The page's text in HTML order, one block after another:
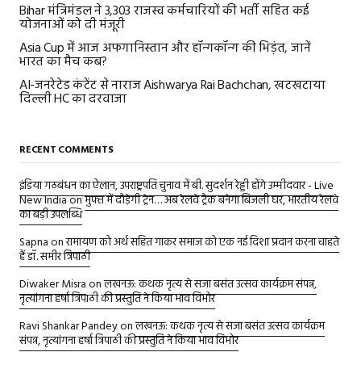
Bihar मंत्रिमंडल ने 3,303 राजस्व कर्मचारियों की भर्ती सहित कई
योजनाओं को दी मंजूरी
Asia Cup में आज अफगानिस्तान और हॉन्गकॉन्ग की भिड़ंत, जानें
भारत का मैच कब?
AI-जनरेटेड कंटेंट से नाराज Aishwarya Rai Bachchan, खटखटाया
दिल्ली HC का दरवाजा
RECENT COMMENTS
इंडिया गठबंधन का ऐलान, उपराष्ट्रपति चुनाव में बी. सुदर्शन रेड्डी होंगे उम्मीदवार - Live
New Indiaonमुफ्त में दौड़ेगी ट्रेन… अब रेलवे ट्रैक बनेगा बिजली घर, भारतीय रेलवे
का बड़ी उपलब्धि
Sapnaonरामायण को अर्थ सहित गाकर समाज को एक नई दिशा प्रदान करना चाहते
हैं डॉ. समीर त्रिपाठी
Diwaker Misraonलखनऊ: कथक नृत्य से सजा बसंत उत्सव कार्यक्रम संपन्न,
नृत्यांगना हर्षा त्रिपाठी की प्रस्तुति ने किया भाव विभोर
Ravi Shankar Pandeyonलखनऊ: कथक नृत्य से सजा बसंत उत्सव कार्यक्रम
संपन्न, नृत्यांगना हर्षा त्रिपाठी की प्रस्तुति ने किया भाव विभोर